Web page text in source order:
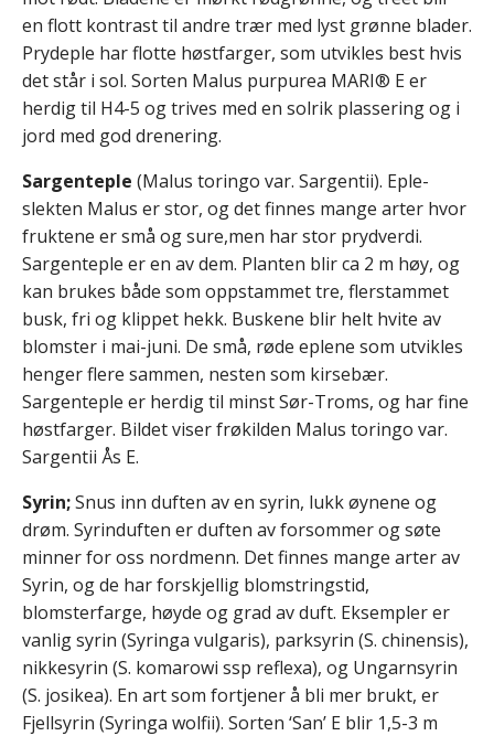
en flott kontrast til andre trær med lyst grønne blader.
Prydeple har flotte høstfarger, som utvikles best hvis
det står i sol. Sorten Malus purpurea MARI® E er
herdig til H4-5 og trives med en solrik plassering og i
jord med god drenering.
Sargenteple (Malus toringo var. Sargentii). Eple-
slekten Malus er stor, og det finnes mange arter hvor
fruktene er små og sure,men har stor prydverdi.
Sargenteple er en av dem. Planten blir ca 2 m høy, og
kan brukes både som oppstammet tre, flerstammet
busk, fri og klippet hekk. Buskene blir helt hvite av
blomster i mai-juni. De små, røde eplene som utvikles
henger flere sammen, nesten som kirsebær.
Sargenteple er herdig til minst Sør-Troms, og har fine
høstfarger. Bildet viser frøkilden Malus toringo var.
Sargentii Ås E.
Syrin;Snus inn duften av en syrin, lukk øynene og
drøm. Syrinduften er duften av forsommer og søte
minner for oss nordmenn. Det finnes mange arter av
Syrin, og de har forskjellig blomstringstid,
blomsterfarge, høyde og grad av duft. Eksempler er
vanlig syrin (Syringa vulgaris), parksyrin (S. chinensis),
nikkesyrin (S. komarowi ssp reflexa), og Ungarnsyrin
(S. josikea). En art som fortjener å bli mer brukt, er
Fjellsyrin (Syringa wolfii). Sorten ‘San’ E blir 1,5-3 m